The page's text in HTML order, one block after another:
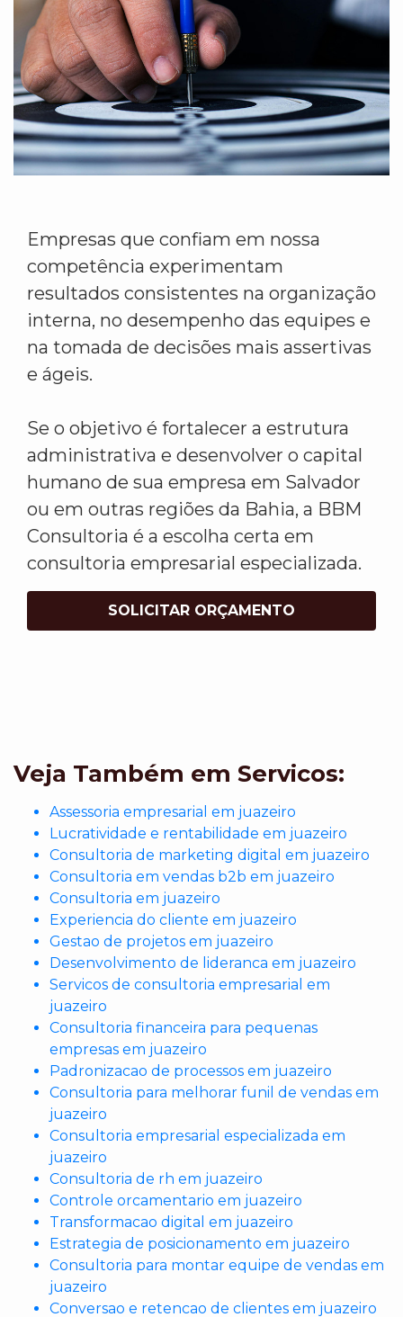
Empresas que confiam em nossa
competência experimentam
resultados consistentes na organização
interna, no desempenho das equipes e
na tomada de decisões mais assertivas
e ágeis.
Se o objetivo é fortalecer a estrutura
administrativa e desenvolver o capital
humano de sua empresa em Salvador
ou em outras regiões da Bahia, a BBM
Consultoria é a escolha certa em
consultoria empresarial especializada.
SOLICITAR ORÇAMENTO
Veja Também em Servicos:
Assessoria empresarial em juazeiro
Lucratividade e rentabilidade em juazeiro
Consultoria de marketing digital em juazeiro
Consultoria em vendas b2b em juazeiro
Consultoria em juazeiro
Experiencia do cliente em juazeiro
Gestao de projetos em juazeiro
Desenvolvimento de lideranca em juazeiro
Servicos de consultoria empresarial em
juazeiro
Consultoria financeira para pequenas
empresas em juazeiro
Padronizacao de processos em juazeiro
Consultoria para melhorar funil de vendas em
juazeiro
Consultoria empresarial especializada em
juazeiro
Consultoria de rh em juazeiro
Controle orcamentario em juazeiro
Transformacao digital em juazeiro
Estrategia de posicionamento em juazeiro
Consultoria para montar equipe de vendas em
juazeiro
Conversao e retencao de clientes em juazeiro